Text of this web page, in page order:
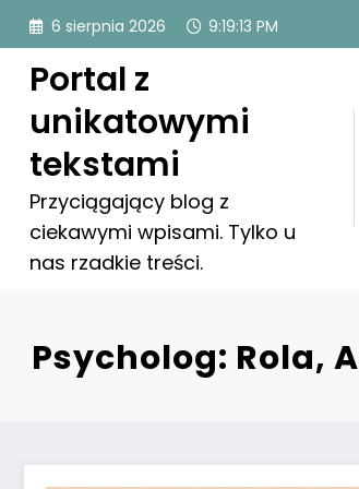
Skip
content
6 sierpnia 2026 9:19:15 PM
Portal z
unikatowymi
tekstami
Przyciągający blog z
ciekawymi wpisami. Tylko u
nas rzadkie treści.
Psycholog: Rola,